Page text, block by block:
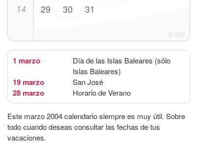
14 29 30 31
1 marzo
Día de las Islas Baleares (sólo
Islas Baleares)
19 marzo San José
28 marzo Horario de Verano
Este marzo 2004 calendario siempre es muy útil. Sobre
todo cuando deseas consultar las fechas de tus
vacaciones.